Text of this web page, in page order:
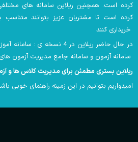
کرده است. همچنین ریلاین سامانه های
کرده است تا مشتریان عزیز بتوانند متناسب
در حال حاضر ریلاین در 4 نسخه
ریلاین بستری مطمئن برای مدیریت کلاس ها و
امیدواریم بتوانیم در این زمینه راهنمای خوبی